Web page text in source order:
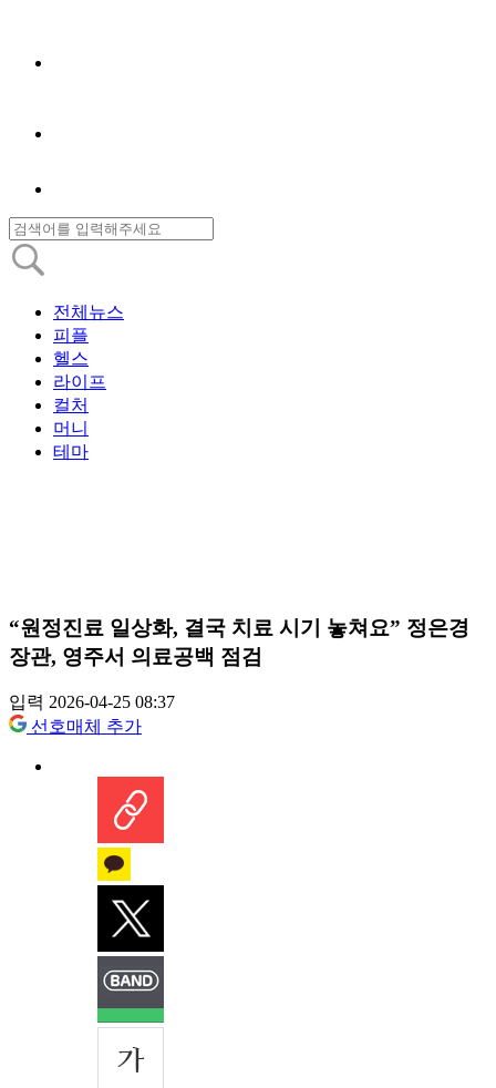
전체뉴스
피플
헬스
라이프
컬처
머니
테마
“원정진료 일상화, 결국 치료 시기 놓쳐요” 정은경
장관, 영주서 의료공백 점검
입력 2026-04-25 08:37
선호매체 추가